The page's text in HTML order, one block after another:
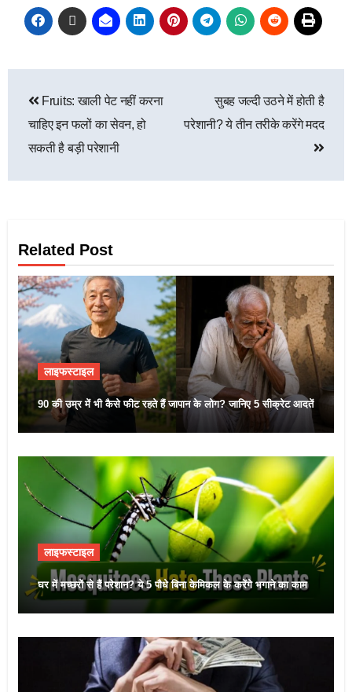
Fruits: खाली पेट नहीं करना
चाहिए इन फलों का सेवन, हो
सकती है बड़ी परेशानी
सुबह जल्दी उठने में होती है
परेशानी? ये तीन तरीके करेंगे मदद
Related Post
लाइफस्टाइल
90 की उम्र में भी कैसे फीट रहते हैं जापान के लोग? जानिए 5 सीक्रेट आदतें
लाइफस्टाइल
घर में मच्छरों से हैं परेशान? ये 5 पौधे बिना केमिकल के करेंगे भगाने का काम